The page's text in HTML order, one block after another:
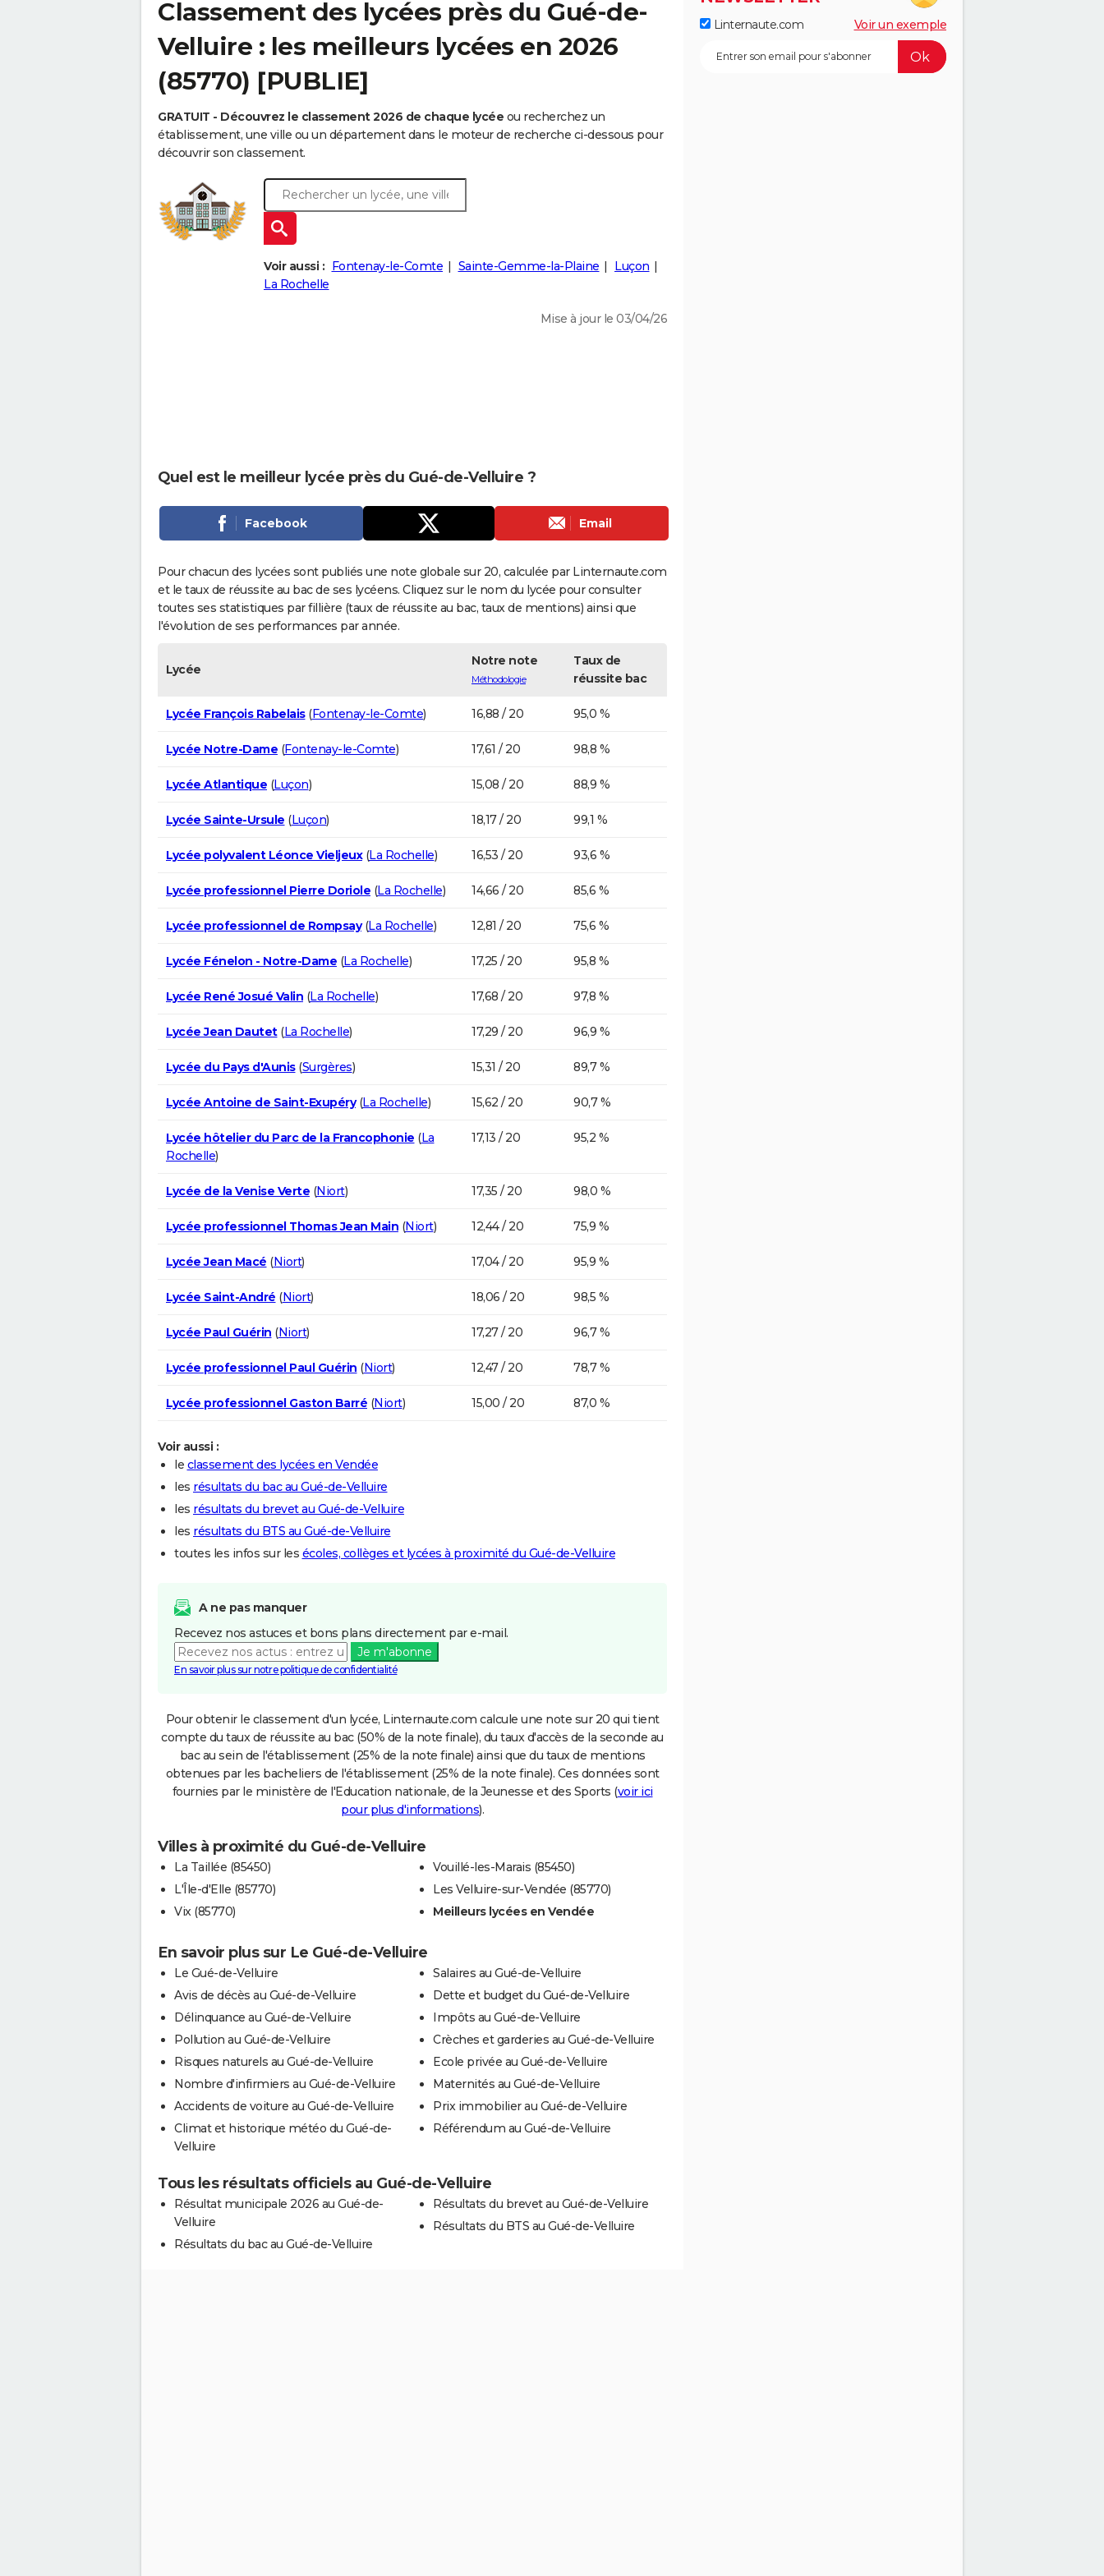
Classement des lycées près du Gué-de-
Velluire : les meilleurs lycées en 2026
(85770) [PUBLIE]
GRATUIT - Découvrez le classement 2026 de chaque lycée ou recherchez un
établissement, une ville ou un département dans le moteur de recherche ci-dessous pour
découvrir son classement.
Voir aussi : Fontenay-le-Comte Sainte-Gemme-la-Plaine
Luçon
La Rochelle
Mise à jour le 03/04/26
Quel est le meilleur lycée près du Gué-de-Velluire ?
Facebook Email
Pour chacun des lycées sont publiés une note globale sur 20, calculée par Linternaute.com
et le taux de réussite au bac de ses lycéens. Cliquez sur le nom du lycée pour consulter
toutes ses statistiques par fillière (taux de réussite au bac, taux de mentions) ainsi que
l'évolution de ses performances par année.
Lycée
Notre note
Méthodologie
Taux de
réussite bac
Lycée François Rabelais(Fontenay-le-Comte) 16,88 / 20 95,0 %
Lycée Notre-Dame (Fontenay-le-Comte) 17,61 / 20 98,8 %
Lycée Atlantique (Luçon) 15,08 / 20 88,9 %
Lycée Sainte-Ursule (Luçon) 18,17 / 20 99,1 %
Lycée polyvalent Léonce Vieljeux(La Rochelle) 16,53 / 20 93,6 %
Lycée professionnel Pierre Doriole (La Rochelle) 14,66 / 20 85,6 %
Lycée professionnel de Rompsay(La Rochelle) 12,81 / 20 75,6 %
Lycée Fénelon - Notre-Dame (La Rochelle) 17,25 / 20 95,8 %
Lycée René Josué Valin (La Rochelle) 17,68 / 20 97,8 %
Lycée Jean Dautet(La Rochelle) 17,29 / 20 96,9 %
Lycée du Pays d'Aunis(Surgères) 15,31 / 20 89,7 %
Lycée Antoine de Saint-Exupéry(La Rochelle) 15,62 / 20 90,7 %
Lycée hôtelier du Parc de la Francophonie (La
Rochelle)
17,13 / 20 95,2 %
Lycée de la Venise Verte (Niort) 17,35 / 20 98,0 %
Lycée professionnel Thomas Jean Main (Niort) 12,44 / 20 75,9 %
Lycée Jean Macé (Niort) 17,04 / 20 95,9 %
Lycée Saint-André (Niort) 18,06 / 20 98,5 %
Lycée Paul Guérin (Niort) 17,27 / 20 96,7 %
Lycée professionnel Paul Guérin (Niort) 12,47 / 20 78,7 %
Lycée professionnel Gaston Barré (Niort) 15,00 / 20 87,0 %
Voir aussi :
le classement des lycées en Vendée
les résultats du bac au Gué-de-Velluire
les résultats du brevet au Gué-de-Velluire
les résultats du BTS au Gué-de-Velluire
toutes les infos sur les écoles, collèges et lycées à proximité du Gué-de-Velluire
A ne pas manquer
Recevez nos astuces et bons plans directement par e-mail.
Je m'abonne
En savoir plus sur notre politique de confidentialité
Pour obtenir le classement d'un lycée, Linternaute.com calcule une note sur 20 qui tient
compte du taux de réussite au bac (50% de la note finale), du taux d'accès de la seconde au
bac au sein de l'établissement (25% de la note finale) ainsi que du taux de mentions
obtenues par les bacheliers de l'établissement (25% de la note finale). Ces données sont
fournies par le ministère de l'Education nationale, de la Jeunesse et des Sports (voir ici
pour plus d'informations).
Villes à proximité du Gué-de-Velluire
La Taillée (85450)
L'Île-d'Elle (85770)
Vix (85770)
Vouillé-les-Marais (85450)
Les Velluire-sur-Vendée (85770)
Meilleurs lycées en Vendée
En savoir plus sur Le Gué-de-Velluire
Le Gué-de-Velluire
Avis de décès au Gué-de-Velluire
Délinquance au Gué-de-Velluire
Pollution au Gué-de-Velluire
Risques naturels au Gué-de-Velluire
Nombre d'infirmiers au Gué-de-Velluire
Accidents de voiture au Gué-de-Velluire
Climat et historique météo du Gué-de-
Velluire
Salaires au Gué-de-Velluire
Dette et budget du Gué-de-Velluire
Impôts au Gué-de-Velluire
Crèches et garderies au Gué-de-Velluire
Ecole privée au Gué-de-Velluire
Maternités au Gué-de-Velluire
Prix immobilier au Gué-de-Velluire
Référendum au Gué-de-Velluire
Tous les résultats officiels au Gué-de-Velluire
Résultat municipale 2026 au Gué-de-
Velluire
Résultats du bac au Gué-de-Velluire
Résultats du brevet au Gué-de-Velluire
Résultats du BTS au Gué-de-Velluire
Linternaute.com Voir un exemple